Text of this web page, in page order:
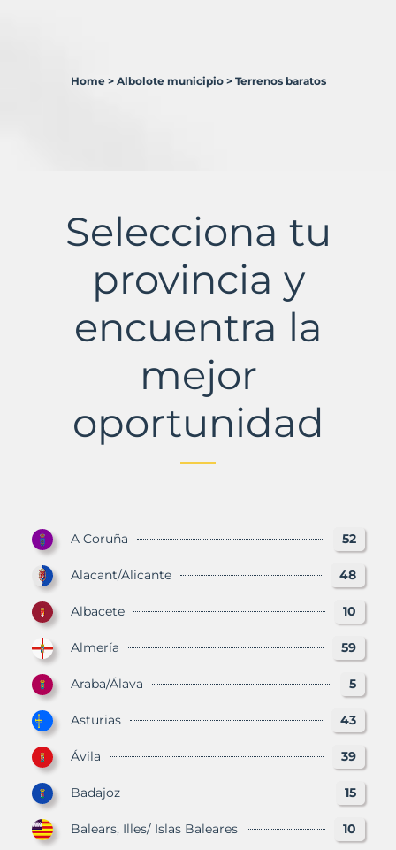
Murbalands
Home > Albolote municipio > Terrenos baratos
Selecciona tu
provincia y
encuentra la
mejor
oportunidad
A Coruña 52
Alacant/Alicante 48
Albacete 10
Almería 59
Araba/Álava 5
Asturias 43
Ávila 39
Badajoz 15
Balears, Illes/ Islas Baleares 10